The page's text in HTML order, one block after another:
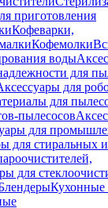
приготовления
Кофеварки,
Кофемолки
воды
для
для
для
пылесосов
для
для стиральных
для
Кухонные